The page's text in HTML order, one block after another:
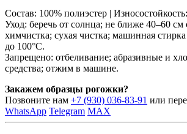
Состав: 100% полиэстер |
Уход: беречь от солнца; не ближе 40–60 см
химчистка; сухая чистка; машинная
до 100°C.
Запрещено: отбеливание; абразивные и
средства; отжим в машине.
Закажем образцы рогожки?
Позвоните нам +7 (930) 036-83-91 или
WhatsApp Telegram MAX